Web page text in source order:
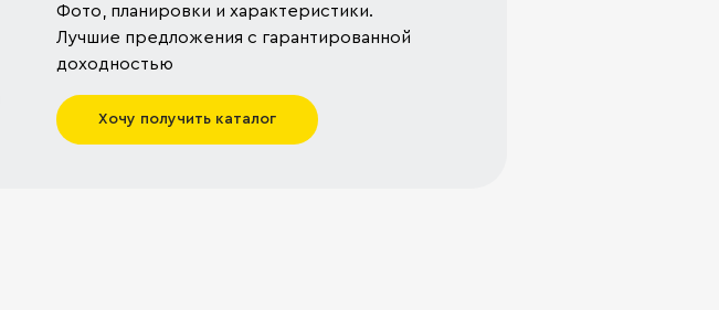
Фото, планировки и характеристики.
Лучшие предложения с гарантированной
доходностью
Хочу получить каталог